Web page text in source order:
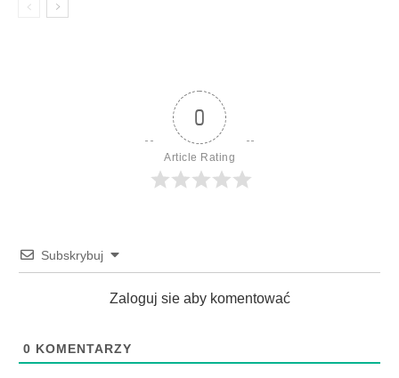
0
Article Rating
Subskrybuj
Zaloguj sie aby komentować
0 KOMENTARZY